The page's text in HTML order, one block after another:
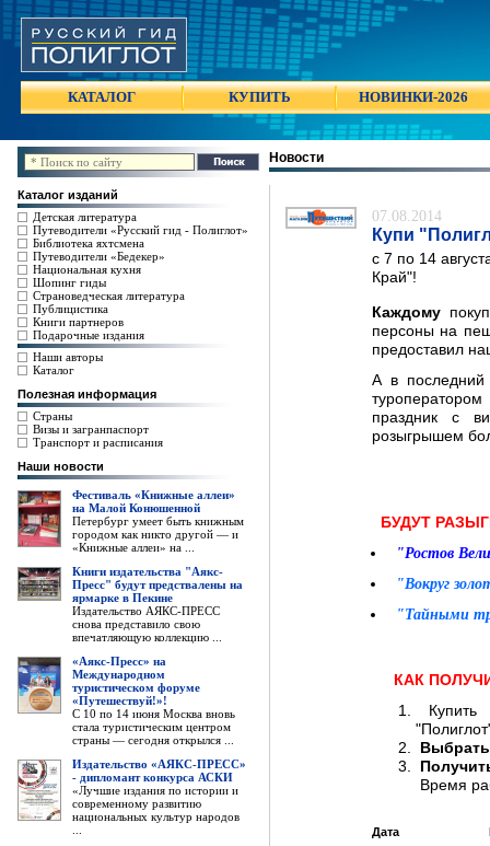
КАТАЛОГ КУПИТЬ НОВИНКИ-2026
Каталог изданий
Детская литература
Путеводители «Русский гид - Полиглот»
Библиотека яхтсмена
Путеводители «Бедекер»
Национальная кухня
Шопинг гиды
Страноведческая литература
Публицистика
Книги партнеров
Подарочные издания
Наши авторы
Каталог
Полезная информация
Страны
Визы и загранпаспорт
Транспорт и расписания
Наши новости
Фестиваль «Книжные аллеи»
на Малой Конюшенной
Петербург умеет быть книжным
городом как никто другой — и
«Книжные аллеи» на ...
Книги издательства "Аякс-
Пресс" будут предствалены на
ярмарке в Пекине
Издательство АЯКС-ПРЕСС
снова представило свою
впечатляющую коллекцию ...
«Аякс-Пресс» на
Международном
туристическом форуме
«Путешествуй!»!
С 10 по 14 июня Москва вновь
стала туристическим центром
страны — сегодня открылся ...
Издательство «АЯКС-ПРЕСС»
- дипломант конкурса АСКИ
«Лучшие издания по истории и
современному развитию
национальных культур народов
Новости
07.08.2014
Купи
с 7 по 14
Край"!
Каждому
персоны на
предоставил
А в
праздник с
розыгрышем
БУДУТ
"Ростов
"Вокруг
"Тайными
КАК
Купить
Время
Дата